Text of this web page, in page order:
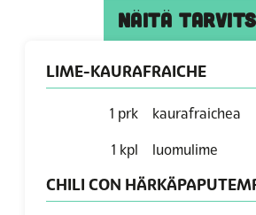
NÄITÄ
LIME-KAURAFRAICHE
1 prk kaurafraichea
1 kpl luomulime
CHILI CON